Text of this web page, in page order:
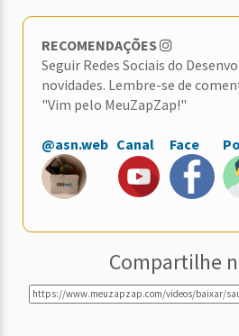
RECOMENDAÇÕES
Seguir Redes Sociais do
novidades. Lembre-se de
"Vim pelo MeuZapZap!"
@asn.web Canal Face
Compartilhe